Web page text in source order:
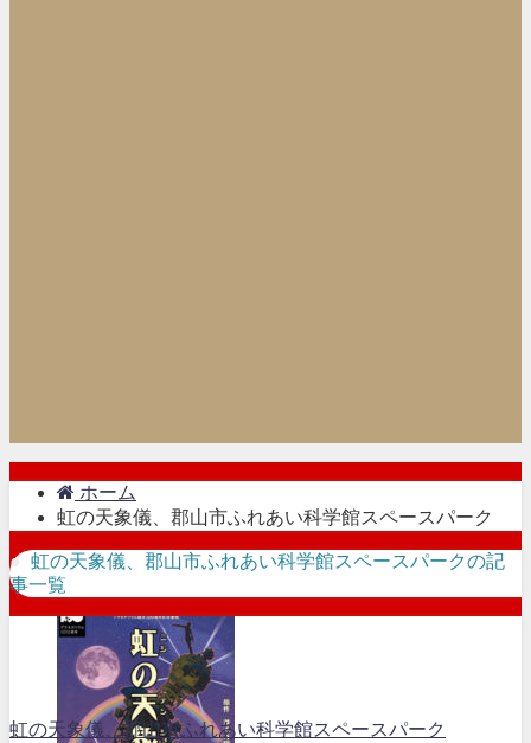
ホーム
虹の天象儀、郡山市ふれあい科学館スペースパーク
虹の天象儀、郡山市ふれあい科学館スペースパークの記
事一覧
虹の天象儀、郡山市ふれあい科学館スペースパーク